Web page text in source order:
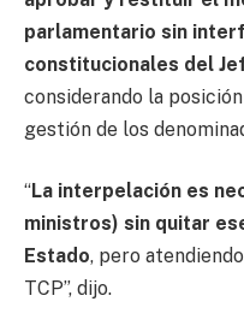
parlamentario sin
constitucionales del
considerando la
gestión de los
“La interpelación es
ministros) sin quitar
Estado, pero
TCP”, dijo.